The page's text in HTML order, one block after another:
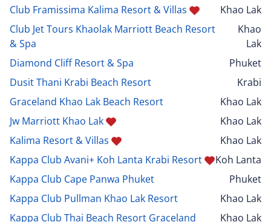
Club Framissima Kalima Resort & Villas
Khao Lak
Club Jet Tours Khaolak Marriott Beach Resort
& Spa
Khao
Lak
Diamond Cliff Resort & Spa
Phuket
Dusit Thani Krabi Beach Resort
Krabi
Graceland Khao Lak Beach Resort
Khao Lak
Jw Marriott Khao Lak
Khao Lak
Kalima Resort & Villas
Khao Lak
Kappa Club Avani+ Koh Lanta Krabi Resort
Koh Lanta
Kappa Club Cape Panwa Phuket
Phuket
Kappa Club Pullman Khao Lak Resort
Khao Lak
Kappa Club Thai Beach Resort Graceland
Khao Lak